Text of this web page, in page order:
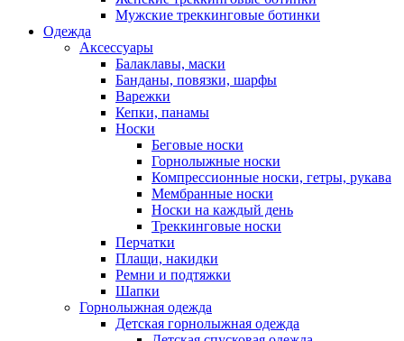
Мужские треккинговые ботинки
Одежда
Аксессуары
Балаклавы, маски
Банданы, повязки, шарфы
Варежки
Кепки, панамы
Носки
Беговые носки
Горнолыжные носки
Компрессионные носки, гетры, рукава
Мембранные носки
Носки на каждый день
Треккинговые носки
Перчатки
Плащи, накидки
Ремни и подтяжки
Шапки
Горнолыжная одежда
Детская горнолыжная одежда